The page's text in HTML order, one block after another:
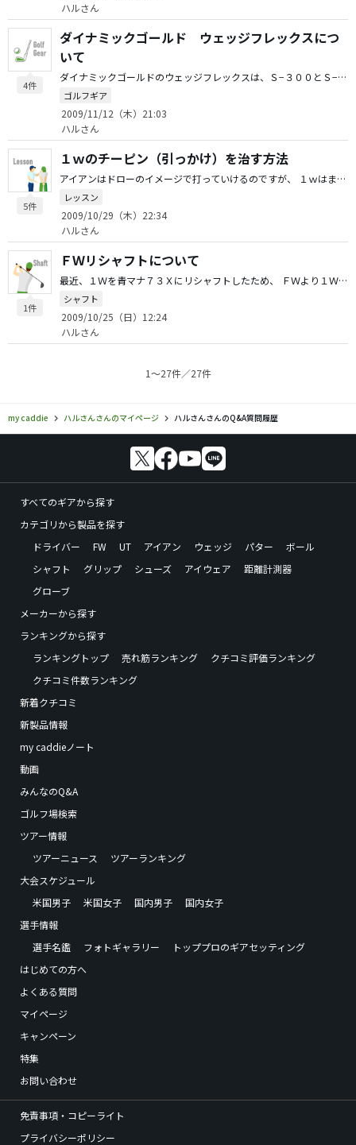
ハルさん
4件
ダイナミックゴールド ウェッジフレックスにつ
いて
ダイナミックゴールドのウェッジフレックスは、Ｓ−３００とＳ−２００のどちらに近いですか？
ゴルフギア
2009/11/12（木）21:03
ハルさん
5件
１ｗのチーピン（引っかけ）を治す方法
アイアンはドローのイメージで打っていけるのですが、 １ｗはまったくドローのイメージがわかず、 右を嫌がった時には、チーピン（低いフックボール）になってしまいます。 ここ数か月、気持ちよく１ｗを打っていないので、 何だかゴルフがつまらない気がします。 １ｗを気持ちよく打てる方法があれば教えてください。
レッスン
2009/10/29（木）22:34
ハルさん
1件
ＦＷリシャフトについて
最近、１Ｗを青マナ７３Ｘにリシャフトしたため、 ＦＷより１Ｗのほうが重量が重くなってしまい、 ３Ｗ/５Ｗのリシャフトを検討しています。 現在３Ｗ/５ＷともにクトロッテクＭＤ−６Ｘですので、 ＭＤ−７Ｘもしくは、青マナ８３Ｘが無難だと思いますが、 USグラファイトデザイン社のYS-7＋がＭＤに似ていると聞き、 値段的にも魅力を感じています。 他にお勧めシャフトがあれば教えてください。 よろしくお願いします。 ちなみにヘッドスピード４８mです。
シャフト
2009/10/25（日）12:24
ハルさん
1〜27件／27件
my caddie ハルさんさんのマイページ ハルさんさんのQ&A質問履歴
すべてのギアから探す
カテゴリから製品を探す
ドライバー
FW UT アイアン ウェッジ パター
ボール
シャフト
グリップ シューズ アイウェア
距離計測器
グローブ
メーカーから探す
ランキングから探す
ランキングトップ
売れ筋ランキング
クチコミ評価ランキング
クチコミ件数ランキング
新着クチコミ
新製品情報
my caddieノート
動画
みんなのQ&A
ゴルフ場検索
ツアー情報
ツアーニュース
ツアーランキング
大会スケジュール
米国男子
米国女子 国内男子
国内女子
選手情報
選手名鑑
フォトギャラリー
トッププロのギアセッティング
はじめての方へ
よくある質問
マイページ
キャンペーン
特集
お問い合わせ
免責事項・コピーライト
プライバシーポリシー